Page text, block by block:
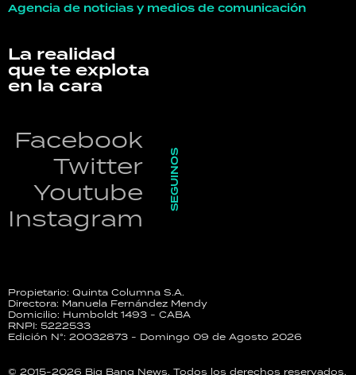
Agencia de noticias y medios de comunicación
La realidad
que te explota
en la cara
Facebook
Twitter
Youtube
Instagram
SEGUINOS
Propietario: Quinta Columna S.A.
Directora: Manuela Fernández Mendy
Domicilio: Humboldt 1493 - CABA
RNPI: 5222533
Edición N°: 20032873 - Domingo 09 de Agosto 2026
© 2015-2026 Big Bang News. Todos los derechos reservados.